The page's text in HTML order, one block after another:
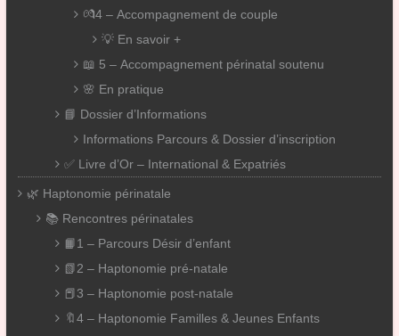
💏4 – Accompagnement de couple
💡 En savoir +
📖 5 – Accompagnement périnatal soutenu
🌸 En pratique
📘 Dossier d’Informations
Informations Parcours & Dossier d’inscription
✅ Livre d’Or – International & Expatriés
🌿 Haptonomie périnatale
📚 Rencontres périnatales
📙1 – Parcours Désir d’enfant
📗2 – Haptonomie pré-natale
📕3 – Haptonomie post-natale
🔖4 – Haptonomie Familles & Jeunes Enfants